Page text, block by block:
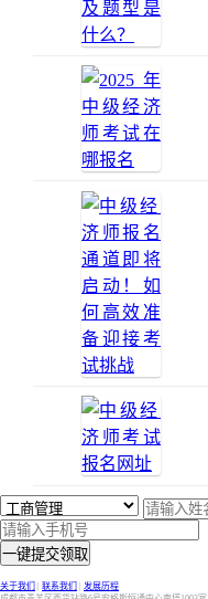
一键提交领取
关于我们 联系我们
发展历程